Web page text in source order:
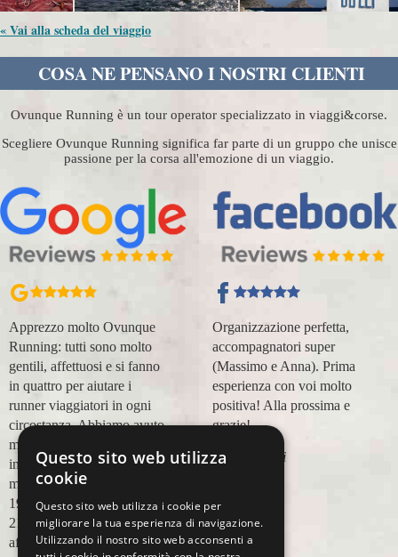
« Vai alla scheda del viaggio
COSA NE PENSANO I NOSTRI CLIENTI
Ovunque Running è un tour operator specializzato in viaggi&corse.
Scegliere Ovunque Running significa far parte di un gruppo che unisce
passione per la corsa all'emozione di un viaggio.
Apprezzo molto Ovunque
Running: tutti sono molto
gentili, affettuosi e si fanno
in quattro per aiutare i
runner viaggiatori in ogni
circostanza. Abbiamo avuto
modo di appoggiarci a loro
in più occasioni, per delle
maratone (NYC18, Praga
19, Valencia 19, Barcellona
21, NYC 22) e ci siamo
affidati a loro per Chicago
Organizzazione perfetta,
accompagnatori super
(Massimo e Anna). Prima
esperienza con voi molto
positiva! Alla prossima e
grazie!
Lara Buranti
Questo sito web utilizza
cookie
Questo sito web utilizza i cookie per
migliorare la tua esperienza di navigazione.
Utilizzando il nostro sito web acconsenti a